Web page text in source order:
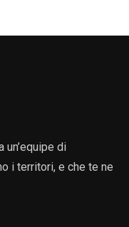
un’equipe di
i territori, e che te ne